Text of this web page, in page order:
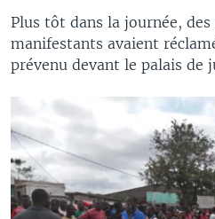
Plus tôt dans la journée, des
manifestants avaient
prévenu devant le palais de